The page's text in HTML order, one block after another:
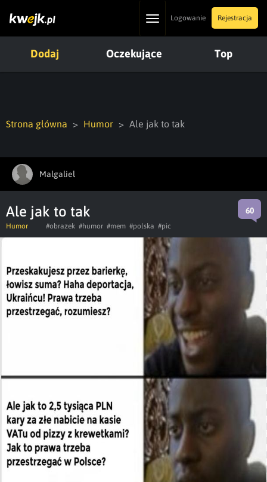
ToggleLogowanie Rejestracja
Dodaj Oczekujące Top
Strona główna Humor Ale jak to tak
Malgaliel
Ale jak to tak 60
Humor #obrazek #humor #mem #polska #pic